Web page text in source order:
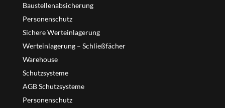
Baustellenabsicherung
Personenschutz
Sichere Werteinlagerung
Werteinlagerung – Schließfächer
Warehouse
Schutzsysteme
AGB Schutzsysteme
Personenschutz